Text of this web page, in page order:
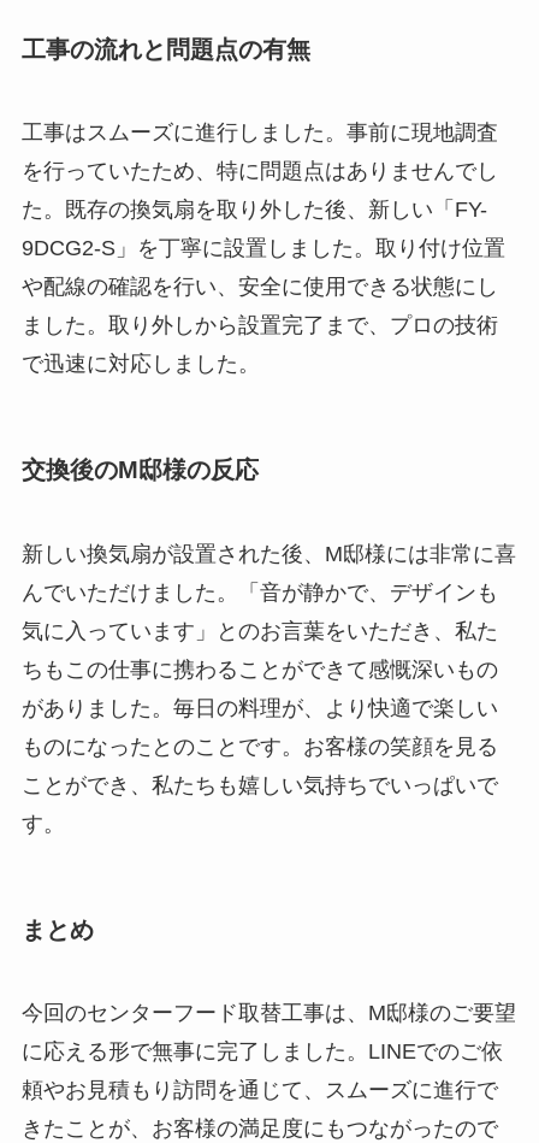
工事の流れと問題点の有無
工事はスムーズに進行しました。事前に現地調査
を行っていたため、特に問題点はありませんでし
た。既存の換気扇を取り外した後、新しい「FY-
9DCG2-S」を丁寧に設置しました。取り付け位置
や配線の確認を行い、安全に使用できる状態にし
ました。取り外しから設置完了まで、プロの技術
で迅速に対応しました。
交換後のM邸様の反応
新しい換気扇が設置された後、M邸様には非常に喜
んでいただけました。「音が静かで、デザインも
気に入っています」とのお言葉をいただき、私た
ちもこの仕事に携わることができて感慨深いもの
がありました。毎日の料理が、より快適で楽しい
ものになったとのことです。お客様の笑顔を見る
ことができ、私たちも嬉しい気持ちでいっぱいで
す。
まとめ
今回のセンターフード取替工事は、M邸様のご要望
に応える形で無事に完了しました。LINEでのご依
頼やお見積もり訪問を通じて、スムーズに進行で
きたことが、お客様の満足度にもつながったので